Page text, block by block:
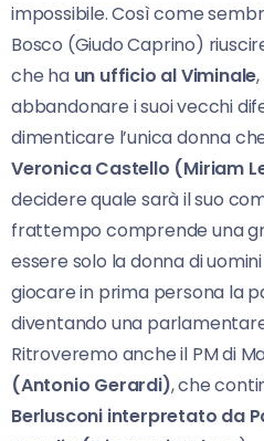
impossibile. Così come
Bosco (Giudo Caprino)
che ha un ufficio al Viminale
abbandonare i suoi vecchi
dimenticare l’unica donna
Veronica Castello (Miriam
decidere quale sarà il suo
frattempo comprende una
essere solo la donna di
giocare in prima persona la
diventando una
Ritroveremo anche il PM di
(Antonio Gerardi), che
Berlusconi interpretato da